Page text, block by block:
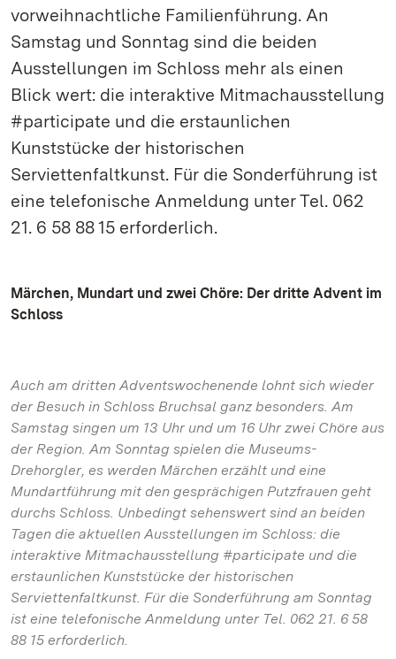
vorweihnachtliche Familienführung. An
Samstag und Sonntag sind die beiden
Ausstellungen im Schloss mehr als einen
Blick wert: die interaktive Mitmachausstellung
#participate und die erstaunlichen
Kunststücke der historischen
Serviettenfaltkunst. Für die Sonderführung ist
eine telefonische Anmeldung unter Tel. 062
21. 6 58 88 15 erforderlich.
Märchen, Mundart und zwei Chöre: Der dritte Advent im
Schloss
Auch am dritten Adventswochenende lohnt sich wieder
der Besuch in Schloss Bruchsal ganz besonders. Am
Samstag singen um 13 Uhr und um 16 Uhr zwei Chöre aus
der Region. Am Sonntag spielen die Museums-
Drehorgler, es werden Märchen erzählt und eine
Mundartführung mit den gesprächigen Putzfrauen geht
durchs Schloss. Unbedingt sehenswert sind an beiden
Tagen die aktuellen Ausstellungen im Schloss: die
interaktive Mitmachausstellung #participate und die
erstaunlichen Kunststücke der historischen
Serviettenfaltkunst. Für die Sonderführung am Sonntag
ist eine telefonische Anmeldung unter Tel. 062 21. 6 58
88 15 erforderlich.